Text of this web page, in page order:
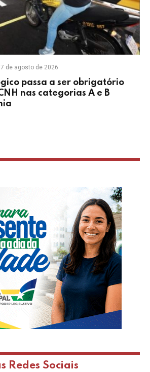
7 de agosto de 2026
passa a ser obrigatório
nas categorias A e B
Redes Sociais